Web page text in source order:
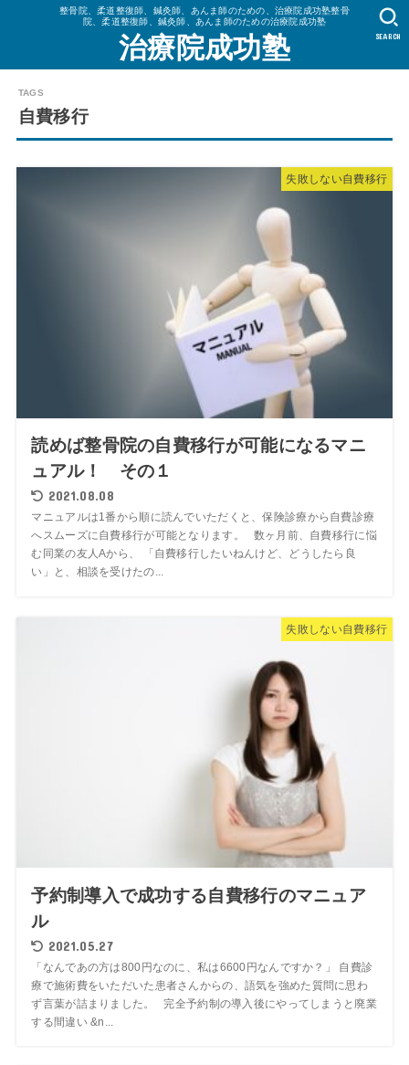
整骨院、柔道整復師、鍼灸師、あんま師のための、治療院成功塾整骨
院、柔道整復師、鍼灸師、あんま師のための治療院成功塾
治療院成功塾 SEARCH
自費移行
失敗しない自費移行
読めば整骨院の自費移行が可能になるマニ
ュアル！ その１
2021.08.08
マニュアルは1番から順に読んでいただくと、保険診療から自費診療
へスムーズに自費移行が可能となります。 数ヶ月前、自費移行に悩
む同業の友人Aから、 「自費移行したいねんけど、どうしたら良
い」と、相談を受けたの...
失敗しない自費移行
予約制導入で成功する自費移行のマニュア
ル
2021.05.27
「なんであの方は800円なのに、私は6600円なんですか？」 自費診
療で施術費をいただいた患者さんからの、語気を強めた質問に思わ
ず言葉が詰まりました。 完全予約制の導入後にやってしまうと廃業
する間違い &n...